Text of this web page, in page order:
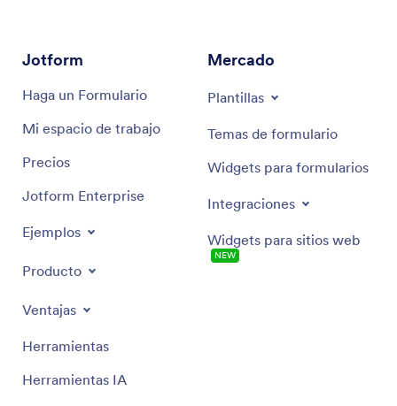
negocios.
Jotform
Haga un Formulario
Mi espacio de trabajo
Precios
Jotform Enterprise
Ejemplos
Producto
Ventajas
Herramientas
Herramientas IA
Mercado
Plantillas
Temas de formulario
Widgets para formularios
Integraciones
Widgets para sitios web
NEW